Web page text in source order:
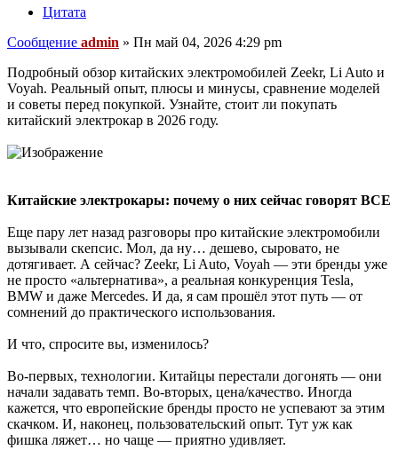
Цитата
Сообщение admin » Пн май 04, 2026 4:29 pm
Подробный обзор китайских электромобилей Zeekr, Li Auto и
Voyah. Реальный опыт, плюсы и минусы, сравнение моделей
и советы перед покупкой. Узнайте, стоит ли покупать
китайский электрокар в 2026 году.
Китайские электрокары: почему о них сейчас говорят ВСЕ
Еще пару лет назад разговоры про китайские электромобили
вызывали скепсис. Мол, да ну… дешево, сыровато, не
дотягивает. А сейчас? Zeekr, Li Auto, Voyah — эти бренды уже
не просто «альтернатива», а реальная конкуренция Tesla,
BMW и даже Mercedes. И да, я сам прошёл этот путь — от
сомнений до практического использования.
И что, спросите вы, изменилось?
Во-первых, технологии. Китайцы перестали догонять — они
начали задавать темп. Во-вторых, цена/качество. Иногда
кажется, что европейские бренды просто не успевают за этим
скачком. И, наконец, пользовательский опыт. Тут уж как
фишка ляжет… но чаще — приятно удивляет.